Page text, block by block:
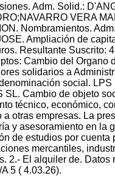
Adm. Solid.:
VERA
Nombramientos.
Ampliación de
Resultante Suscrito:
Cambio del Organo
solidarios a
social. LPS
SL. Cambio de objeto
técnico, económico,
a otras empresas. La
y asesoramiento en la
de estudios por cuenta
mercantiles,
2.- El alquiler de. Datos
5 ( 4.03.26).